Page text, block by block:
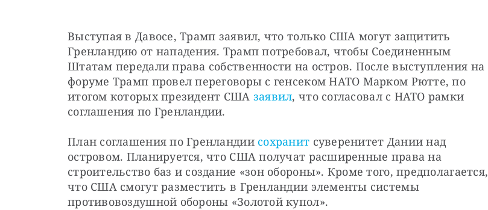
Выступая в Давосе, Трамп заявил, что только США могут защитить
Гренландию от нападения. Трамп потребовал, чтобы Соединенным
Штатам передали права собственности на остров. После выступления на
форуме Трамп провел переговоры с генсеком НАТО Марком Рютте, по
итогом которых президент США заявил, что согласовал с НАТО рамки
соглашения по Гренландии.
План соглашения по Гренландии сохранит суверенитет Дании над
островом. Планируется, что США получат расширенные права на
строительство баз и создание «зон обороны». Кроме того, предполагается,
что США смогут разместить в Гренландии элементы системы
противовоздушной обороны «Золотой купол».